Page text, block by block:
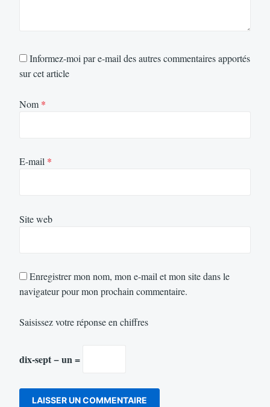
Informez-moi par e-mail des autres commentaires apportés
sur cet article
Nom *
E-mail *
Site web
Enregistrer mon nom, mon e-mail et mon site dans le
navigateur pour mon prochain commentaire.
Saisissez votre réponse en chiffres
dix-sept − un =